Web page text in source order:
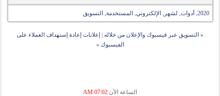
2020
, أدوات, لشهر , الإلكتروني, المستخدمة, التسويق
« التسويق عبر فيسبوك والإعلان من خلاله
إعلانات إعادة إستهداف العملاء على
الفيسبوك »
الساعة الآن 07:02 AM